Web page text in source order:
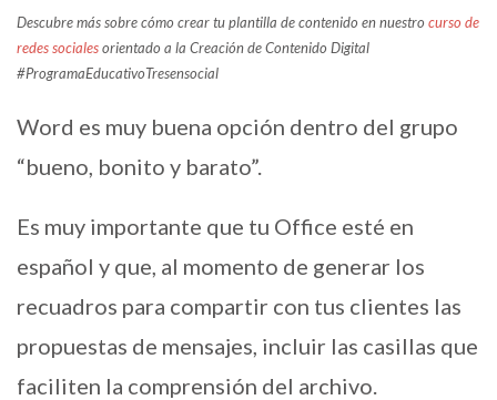
Descubre más sobre cómo crear tu plantilla de contenido en nuestro curso de
redes socialesorientado a la Creación de Contenido Digital
#ProgramaEducativoTresensocial
Word es muy buena opción dentro del grupo
“bueno, bonito y barato”.
Es muy importante que tu Office esté en
español y que, al momento de generar los
recuadros para compartir con tus clientes las
propuestas de mensajes, incluir las casillas que
faciliten la comprensión del archivo.